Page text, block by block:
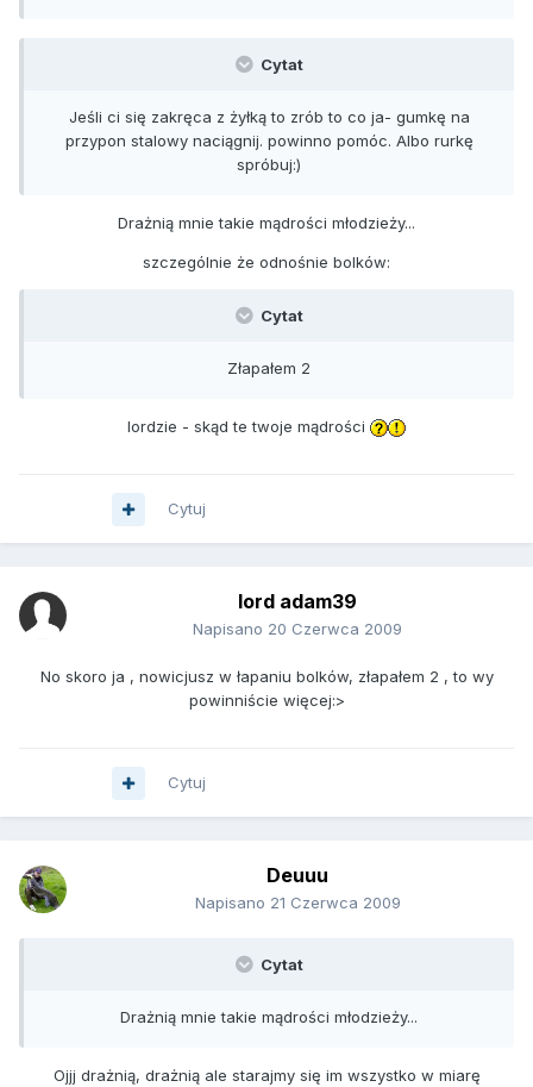
Cytat
Jeśli ci się zakręca z żyłką to zrób to co ja- gumkę na
przypon stalowy naciągnij. powinno pomóc. Albo rurkę
spróbuj:)
Drażnią mnie takie mądrości młodzieży...
szczególnie że odnośnie bolków:
Cytat
Złapałem 2
lordzie - skąd te twoje mądrości
Cytuj
lord adam39
Napisano 20 Czerwca 2009
No skoro ja , nowicjusz w łapaniu bolków, złapałem 2 , to wy
powinniście więcej:>
Cytuj
Deuuu
Napisano 21 Czerwca 2009
Cytat
Drażnią mnie takie mądrości młodzieży...
Ojjj drażnią, drażnią ale starajmy się im wszystko w miarę